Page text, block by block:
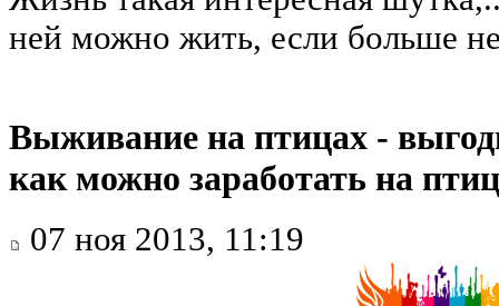
ней можно жить, если больше
Выживание на птицах -
как можно заработать на
07 ноя 2013, 11:19